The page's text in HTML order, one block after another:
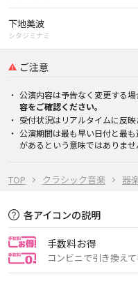
TOP クラシック音楽 器
下地美波
シタジミナミ
ご注意
公演内容は予告なく変更する
容をご確認ください。
受付状況はリアルタイムに反映
公演期間は最も早い日付と最
があるという意味ではありませ
各アイコンの説明
手数料お得
コンビニで引き換え